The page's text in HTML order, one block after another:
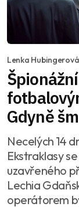
Lenka Hubingerová
Gdyně
Necelých 14
Ekstraklasy
uzavřeného
Lechia
operátorem